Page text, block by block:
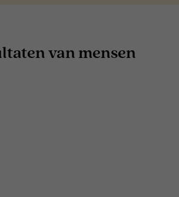
van mensen